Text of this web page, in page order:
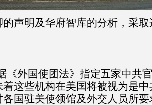
的声明及华府智库的分析，采
《外国使团法》指定五家中共
着这些机构在美国将被视为是
各国驻美使领馆及外交人员所